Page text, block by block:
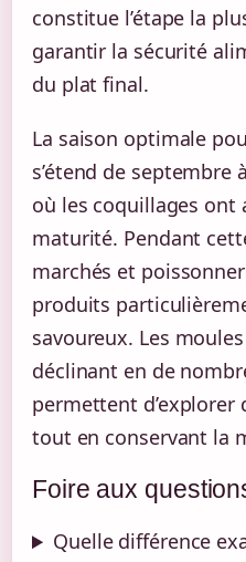
constitue l’étape la
garantir la sécurité
du plat final.
La saison optimale
s’étend de septembre
où les coquillages
maturité. Pendant
marchés et
produits
savoureux. Les
déclinant en de
permettent d’explorer
tout en conservant la
Foire aux
Quelle différence